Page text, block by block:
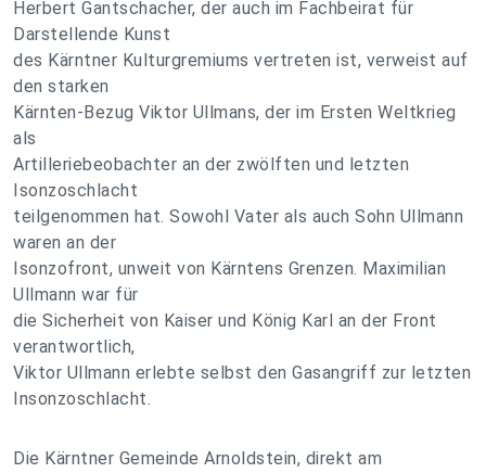
Herbert Gantschacher, der auch im Fachbeirat für
Darstellende Kunst
des Kärntner Kulturgremiums vertreten ist, verweist auf
den starken
Kärnten-Bezug Viktor Ullmans, der im Ersten Weltkrieg
als
Artilleriebeobachter an der zwölften und letzten
Isonzoschlacht
teilgenommen hat. Sowohl Vater als auch Sohn Ullmann
waren an der
Isonzofront, unweit von Kärntens Grenzen. Maximilian
Ullmann war für
die Sicherheit von Kaiser und König Karl an der Front
verantwortlich,
Viktor Ullmann erlebte selbst den Gasangriff zur letzten
Insonzoschlacht.
Die Kärntner Gemeinde Arnoldstein, direkt am